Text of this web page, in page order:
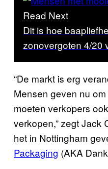
Read Next
Dit is hoe
zonovergoten 4/20
“De markt is erg
Mensen geven nu
moeten verkopers
verkopen,” zegt Jack
het in Nottingham
Packaging (AKA